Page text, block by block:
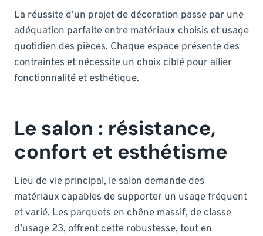
La réussite d’un projet de décoration passe par une
adéquation parfaite entre matériaux choisis et usage
quotidien des pièces. Chaque espace présente des
contraintes et nécessite un choix ciblé pour allier
fonctionnalité et esthétique.
Le salon : résistance,
confort et esthétisme
Lieu de vie principal, le salon demande des
matériaux capables de supporter un usage fréquent
et varié. Les parquets en chêne massif, de classe
d’usage 23, offrent cette robustesse, tout en